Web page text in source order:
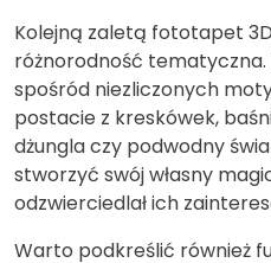
Kolejną zaletą fototapet
różnorodność
spośród niezliczonych
postacie z kreskówek,
dżungla czy podwodny
stworzyć swój własny
odzwierciedlał ich
Warto podkreślić również